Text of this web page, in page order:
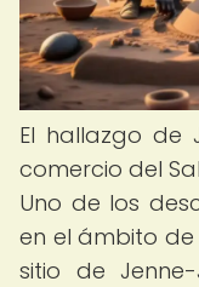
El hallazgo de
comercio del
Uno de los
en el ámbito
sitio de